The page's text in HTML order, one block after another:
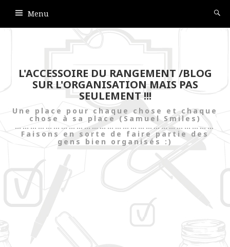
Menu
L'ACCESSOIRE DU RANGEMENT /BLOG
SUR L'ORGANISATION MAIS PAS
SEULEMENT !!!
Une place pour chaque chose et chaque
chose à sa place (Samuel Smiles)
……………………………………………………………………
Faisons en sorte de faire partie des
gens bien organisés :)